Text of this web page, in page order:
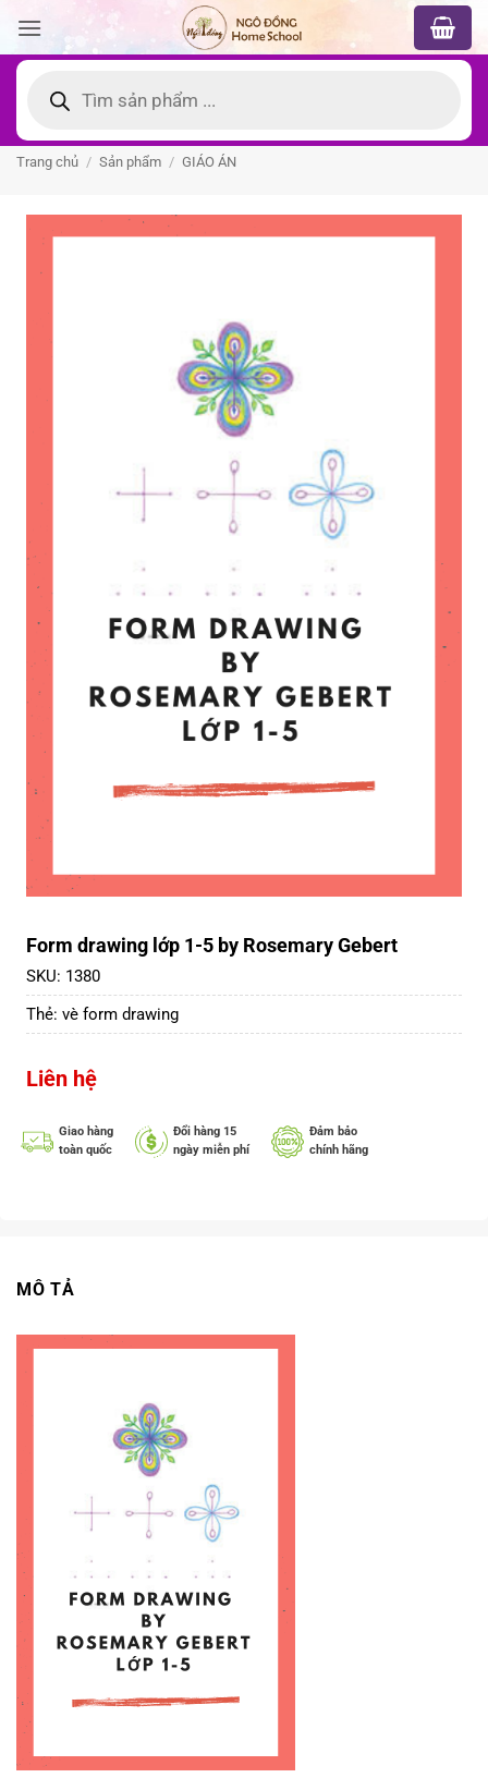
qua
nội
kiếm
Trang chủ / Sản phẩm / GIÁO ÁN
Form drawing lớp 1-5 by Rosemary Gebert
SKU: 1380
Thẻ: vè form drawing
Liên hệ
Giao hàng
toàn quốc
Đổi hàng 15
ngày miễn phí
Đảm bảo
chính hãng
MÔ TẢ